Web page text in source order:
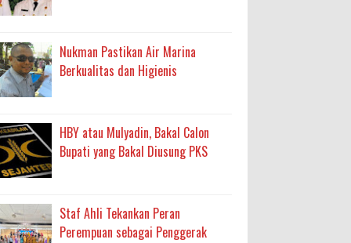
Nukman Pastikan Air Marina
Berkualitas dan Higienis
HBY atau Mulyadin, Bakal Calon
Bupati yang Bakal Diusung PKS
Staf Ahli Tekankan Peran
Perempuan sebagai Penggerak